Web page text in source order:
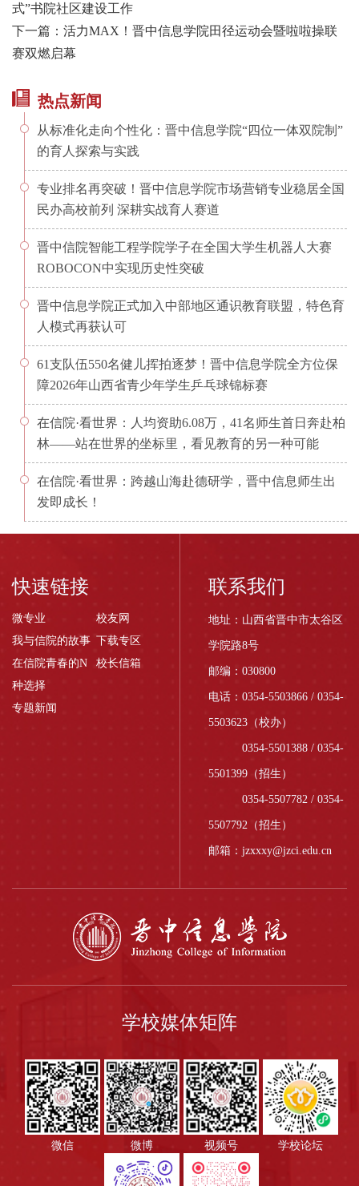
式”书院社区建设工作
下一篇：活力MAX！晋中信息学院田径运动会暨啦啦操联
赛双燃启幕
热点新闻
从标准化走向个性化：晋中信息学院“四位一体双院制”
的育人探索与实践
专业排名再突破！晋中信息学院市场营销专业稳居全国
民办高校前列 深耕实战育人赛道
晋中信院智能工程学院学子在全国大学生机器人大赛
ROBOCON中实现历史性突破
晋中信息学院正式加入中部地区通识教育联盟，特色育
人模式再获认可
61支队伍550名健儿挥拍逐梦！晋中信息学院全方位保
障2026年山西省青少年学生乒乓球锦标赛
在信院·看世界：人均资助6.08万，41名师生首日奔赴柏
林——站在世界的坐标里，看见教育的另一种可能
在信院·看世界：跨越山海赴德研学，晋中信息师生出
发即成长！
快速链接
微专业
校友网
我与信院的故事 下载专区
在信院青春的N
种选择
校长信箱
专题新闻
联系我们
地址：山西省晋中市太谷区
学院路8号
邮编：030800
电话：0354-5503866 / 0354-
5503623（校办）
0354-5501388 / 0354-
5501399（招生）
0354-5507782 / 0354-
5507792（招生）
邮箱：jzxxxy@jzci.edu.cn
学校媒体矩阵
微信 微博 视频号 学校论坛